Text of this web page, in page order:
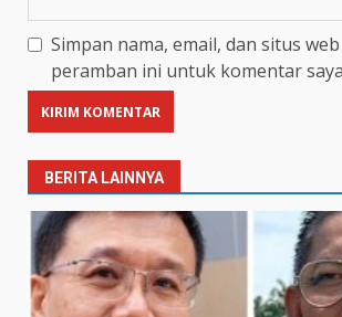
Simpan nama, email, dan situs
peramban ini untuk komentar
BERITA LAINNYA